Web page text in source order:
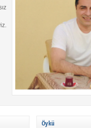
Öykü